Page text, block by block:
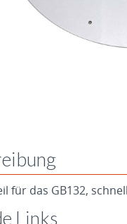
für das GB132,
Links